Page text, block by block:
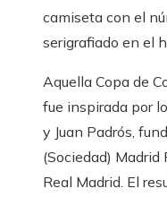
camiseta con el
serigrafiado en el
Aquella Copa de
fue inspirada por
y Juan Padrós,
(Sociedad) Madrid
Real Madrid. El